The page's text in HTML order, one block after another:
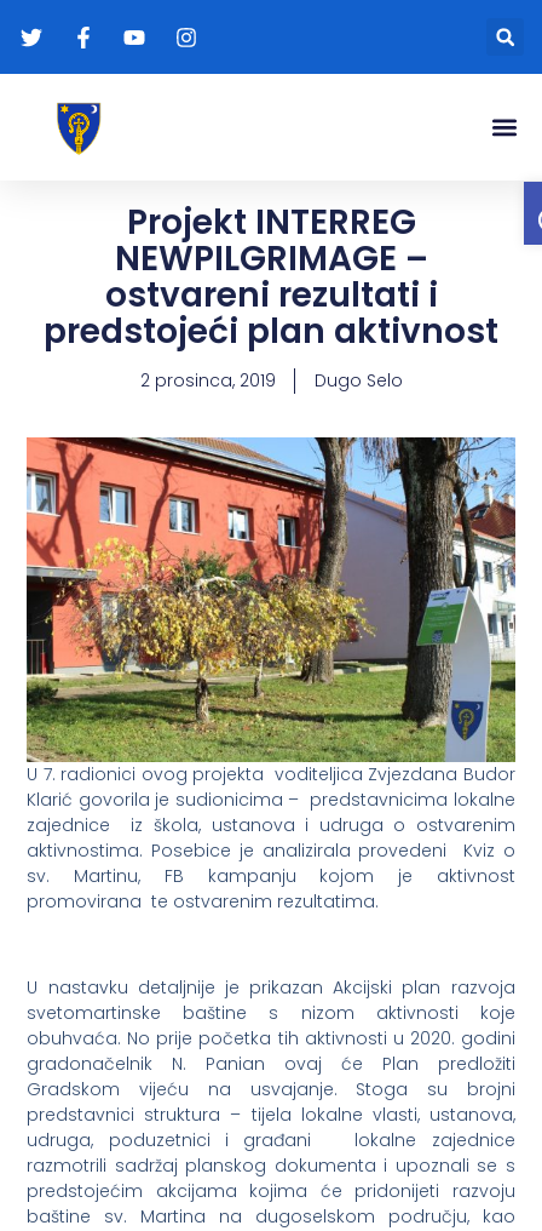
Projekt INTERREG
NEWPILGRIMAGE –
ostvareni rezultati i
predstojeći plan aktivnost
2 prosinca, 2019 Dugo Selo
U 7. radionici ovog projekta voditeljica Zvjezdana Budor
Klarić govorila je sudionicima – predstavnicima lokalne
zajednice iz škola, ustanova i udruga o ostvarenim
aktivnostima. Posebice je analizirala provedeni Kviz o
sv. Martinu, FB kampanju kojom je aktivnost
promovirana te ostvarenim rezultatima.
U nastavku detaljnije je prikazan Akcijski plan razvoja
svetomartinske baštine s nizom aktivnosti koje
obuhvaća. No prije početka tih aktivnosti u 2020. godini
gradonačelnik N. Panian ovaj će Plan predložiti
Gradskom vijeću na usvajanje. Stoga su brojni
predstavnici struktura – tijela lokalne vlasti, ustanova,
udruga, poduzetnici i građani lokalne zajednice
razmotrili sadržaj planskog dokumenta i upoznali se s
predstojećim akcijama kojima će pridonijeti razvoju
baštine sv. Martina na dugoselskom području, kao